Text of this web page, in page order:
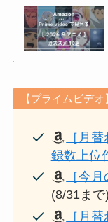
【プライムビデ
［月
録数上位
［今
(8/31まで)
［月